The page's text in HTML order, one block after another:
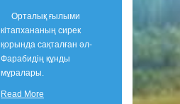
Орталық ғылыми
кітапхананың сирек
қорында сақталған әл-
Фарабидің құнды
мұралары.
Read More